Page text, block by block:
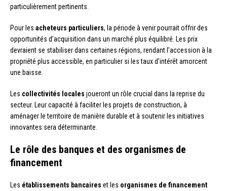
particulièrement pertinents.
Pour les acheteurs particuliers, la période à venir pourrait offrir des
opportunités d’acquisition dans un marché plus équilibré. Les prix
devraient se stabiliser dans certaines régions, rendant l’accession à la
propriété plus accessible, en particulier si les taux d’intérêt amorcent
une baisse.
Les collectivités locales joueront un rôle crucial dans la reprise du
secteur. Leur capacité à faciliter les projets de construction, à
aménager le territoire de manière durable et à soutenir les initiatives
innovantes sera déterminante.
Le rôle des banques et des organismes de
financement
Les établissements bancaires et les organismes de financement